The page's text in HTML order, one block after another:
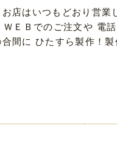
店はいつもどおり営
ＥＢでのご注文や 電
間に ひたすら製作！